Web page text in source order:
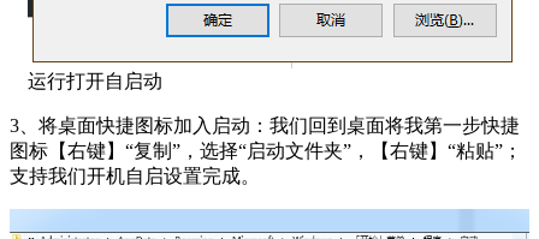
运行打开自启动
3、将桌面快捷图标加入启动：我们回到桌面将我第一步快捷
图标【右键】“复制”，选择“启动文件夹”，【右键】“粘贴”；
支持我们开机自启设置完成。